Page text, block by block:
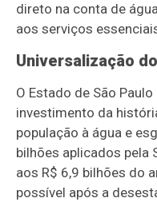
direto na conta de
aos serviços
Universalização
O Estado de São
investimento da
população à água e
bilhões aplicados pela
aos R$ 6,9 bilhões do
possível após a